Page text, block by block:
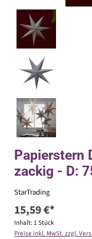
Papierstern
zackig - D:
StarTrading
15,59 €*
Inhalt: 1 Stück
Preise inkl. MwSt. zzgl.